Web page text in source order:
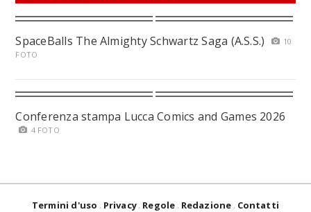
SpaceBalls The Almighty Schwartz Saga (A.S.S.)
10
FOTO
Conferenza stampa Lucca Comics and Games 2026
4 FOTO
Termini d'uso Privacy Regole Redazione Contatti